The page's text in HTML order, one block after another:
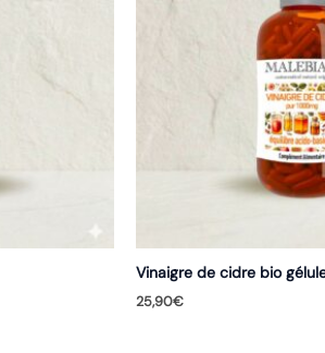
Vinaigre de cidre bio
25,90€